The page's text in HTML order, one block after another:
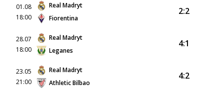
01.08
18:00
Real Madryt
Fiorentina
2:2
28.07
18:00
Real Madryt
Leganes
4:1
23.05
21:00
Real Madryt
Athletic Bilbao
4:2